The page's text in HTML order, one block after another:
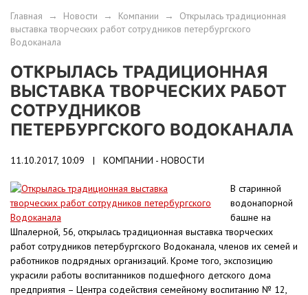
Главная → Новости → Компании → Открылась традиционная
выставка творческих работ сотрудников петербургского
Водоканала
ОТКРЫЛАСЬ ТРАДИЦИОННАЯ
ВЫСТАВКА ТВОРЧЕСКИХ РАБОТ
СОТРУДНИКОВ
ПЕТЕРБУРГСКОГО ВОДОКАНАЛА
11.10.2017, 10:09 | КОМПАНИИ - НОВОСТИ
В старинной
водонапорной
башне на
Шпалерной, 56, открылась традиционная выставка творческих
работ сотрудников петербургского Водоканала, членов их семей и
работников подрядных организаций. Кроме того, экспозицию
украсили работы воспитанников подшефного детского дома
предприятия – Центра содействия семейному воспитанию № 12,